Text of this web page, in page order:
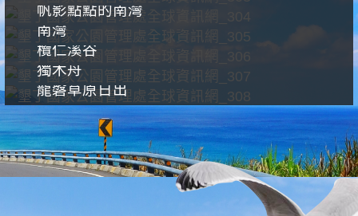
帆影點點的南灣
南灣
欖仁溪谷
獨木舟
龍磐草原日出